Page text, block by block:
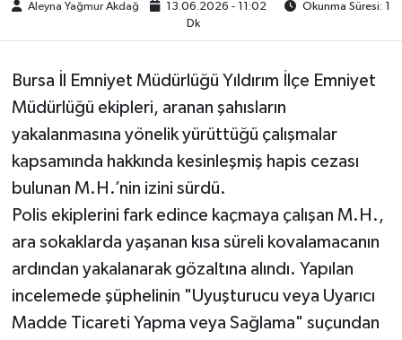
Aleyna Yağmur Akdağ 13.06.2026 - 11:02
Okunma Süresi: 1
Dk
Bursa İl Emniyet Müdürlüğü Yıldırım İlçe Emniyet
Müdürlüğü ekipleri, aranan şahısların
yakalanmasına yönelik yürüttüğü çalışmalar
kapsamında hakkında kesinleşmiş hapis cezası
bulunan M.H.’nin izini sürdü.
Polis ekiplerini fark edince kaçmaya çalışan M.H.,
ara sokaklarda yaşanan kısa süreli kovalamacanın
ardından yakalanarak gözaltına alındı. Yapılan
incelemede şüphelinin "Uyuşturucu veya Uyarıcı
Madde Ticareti Yapma veya Sağlama" suçundan